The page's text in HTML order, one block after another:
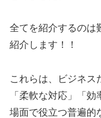
全てを紹介するのは
紹介します！！
これらは、ビジネス
「柔軟な対応」「
場面で役立つ普遍的